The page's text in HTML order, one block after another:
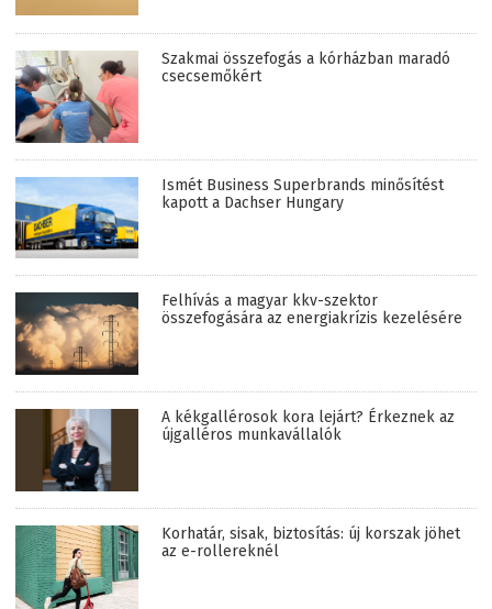
Szakmai összefogás a kórházban maradó
csecsemőkért
Ismét Business Superbrands minősítést
kapott a Dachser Hungary
Felhívás a magyar kkv-szektor
összefogására az energiakrízis kezelésére
A kékgallérosok kora lejárt? Érkeznek az
újgalléros munkavállalók
Korhatár, sisak, biztosítás: új korszak jöhet
az e-rollereknél